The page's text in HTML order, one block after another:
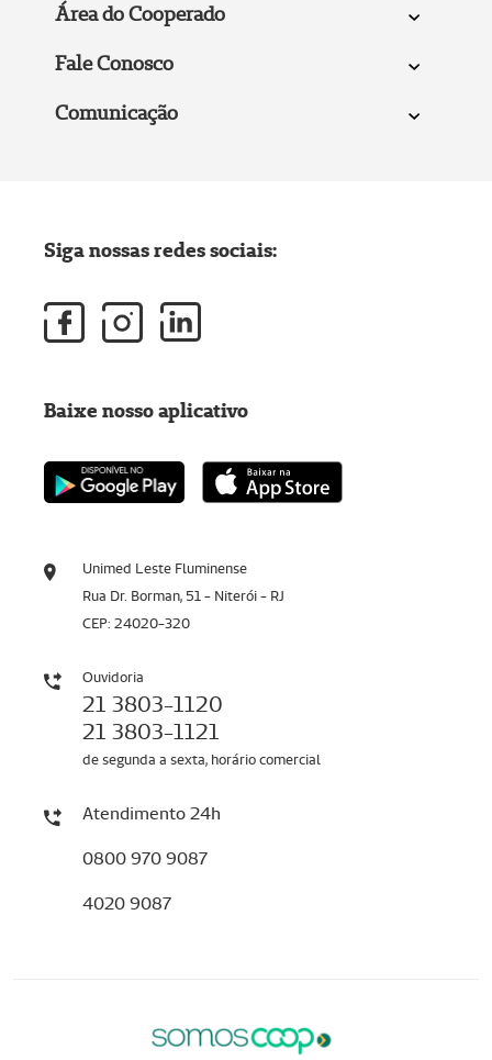
Área do Cooperado
Fale Conosco
Comunicação
Unimed Leste Fluminense
Rua Dr. Borman, 51 - Niterói - RJ
CEP: 24020-320
Ouvidoria
21 3803-1120
21 3803-1121
de segunda a sexta, horário comercial
Atendimento 24h
0800 970 9087
4020 9087
Siga nossas redes sociais:
Baixe nosso aplicativo